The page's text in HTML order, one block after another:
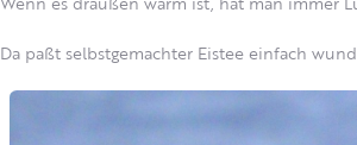
Da paßt selbstgemachter Eistee einfach